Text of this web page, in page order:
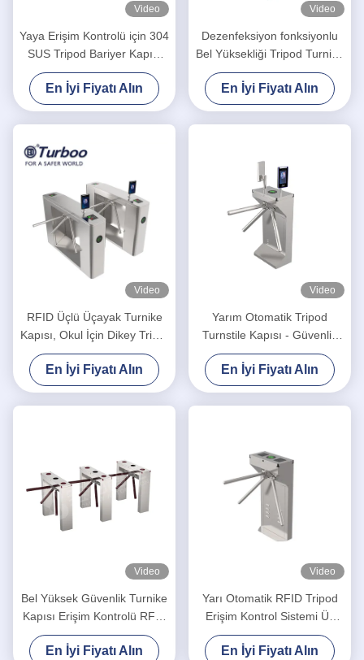
Video
Yaya Erişim Kontrolü için 304
SUS Tripod Bariyer Kapısı
Turnike
En İyi Fiyatı Alın
Video
Dezenfeksiyon fonksiyonlu
Bel Yüksekliği Tripod Turnike
Kapısı
En İyi Fiyatı Alın
Video
RFID Üçlü Üçayak Turnike
Kapısı, Okul İçin Dikey Tripot
Turnike
En İyi Fiyatı Alın
Video
Yarım Otomatik Tripod
Turnstile Kapısı - Güvenlik
Erişim Kontrol Kapısı Sistemi
ile Entegre
En İyi Fiyatı Alın
Video
Bel Yüksek Güvenlik Turnike
Kapısı Erişim Kontrolü RFID
IC Kart SUS304 AC100-
240V
En İyi Fiyatı Alın
Video
Yarı Otomatik RFID Tripod
Erişim Kontrol Sistemi Üç
Kollu Turnike LV129
En İyi Fiyatı Alın